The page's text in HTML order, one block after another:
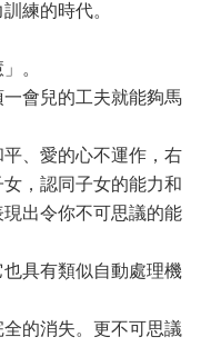
練的時代。
。
會兒的工夫就能夠馬
、愛的心不運作，右
，認同子女的能力和
出令你不可思議的能
具有類似自動處理機
的消失。更不可思議